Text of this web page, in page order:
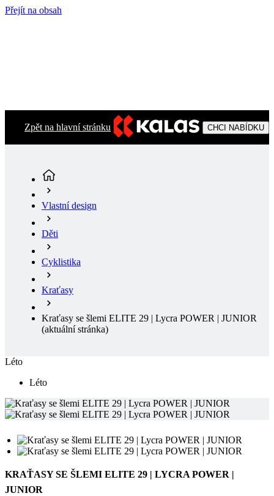
Přejít na obsah
Zpět na hlavní stránku CHCI NABÍDKU
Vlastní design
Děti
Cyklistika
Kraťasy
Kraťasy se šlemi ELITE 29 | Lycra POWER | JUNIOR
(aktuální stránka)
Léto
Léto
KRAŤASY SE ŠLEMI ELITE 29 | LYCRA POWER |
JUNIOR